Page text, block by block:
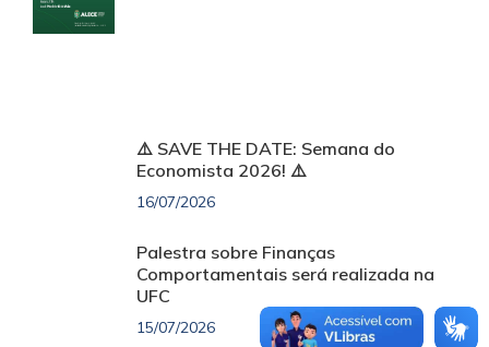
⚠️ SAVE THE DATE: Semana do
Economista 2026! ⚠️
16/07/2026
Palestra sobre Finanças
Comportamentais será realizada na
UFC
15/07/2026